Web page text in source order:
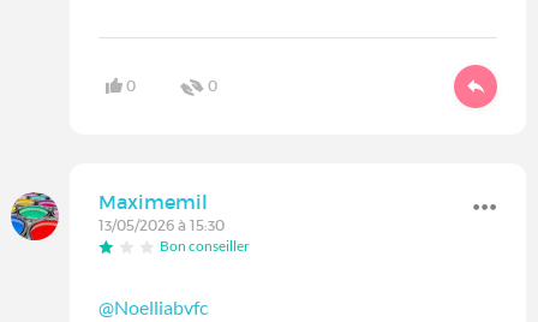
0 0
Maximemil
13/05/2026 à 15:30
Bon conseiller
@Noelliabvfc